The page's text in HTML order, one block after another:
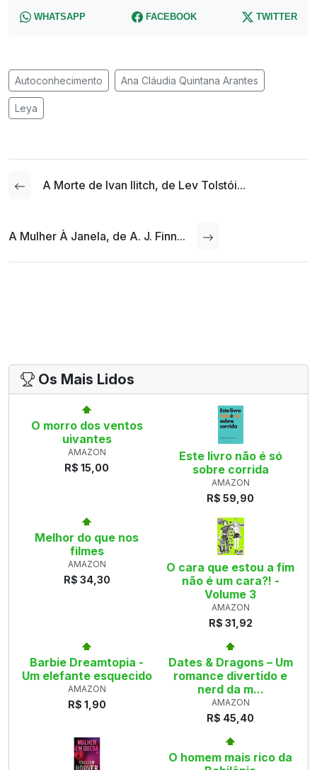
WHATSAPP FACEBOOK TWITTER
Autoconhecimento Ana Cláudia Quintana Arantes
Leya
A Morte de Ivan Ilitch, de Lev Tolstói...
A Mulher À Janela, de A. J. Finn...
Os Mais Lidos
O morro dos ventos
uivantes
AMAZON
R$ 15,00
Este livro não é só
sobre corrida
AMAZON
R$ 59,90
Melhor do que nos
filmes
AMAZON
R$ 34,30
O cara que estou a fim
não é um cara?! -
Volume 3
AMAZON
R$ 31,92
Barbie Dreamtopia -
Um elefante esquecido
AMAZON
R$ 1,90
Dates & Dragons – Um
romance divertido e
nerd da m...
AMAZON
R$ 45,40
O homem mais rico da